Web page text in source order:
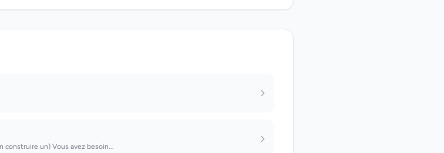
construire un) Vous avez besoin...